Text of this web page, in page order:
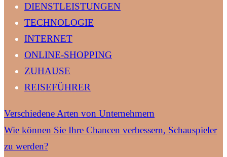
DIENSTLEISTUNGEN
TECHNOLOGIE
INTERNET
ONLINE-SHOPPING
ZUHAUSE
REISEFÜHRER
Verschiedene Arten von Unternehmern
Wie können Sie Ihre Chancen verbessern, Schauspieler
zu werden?